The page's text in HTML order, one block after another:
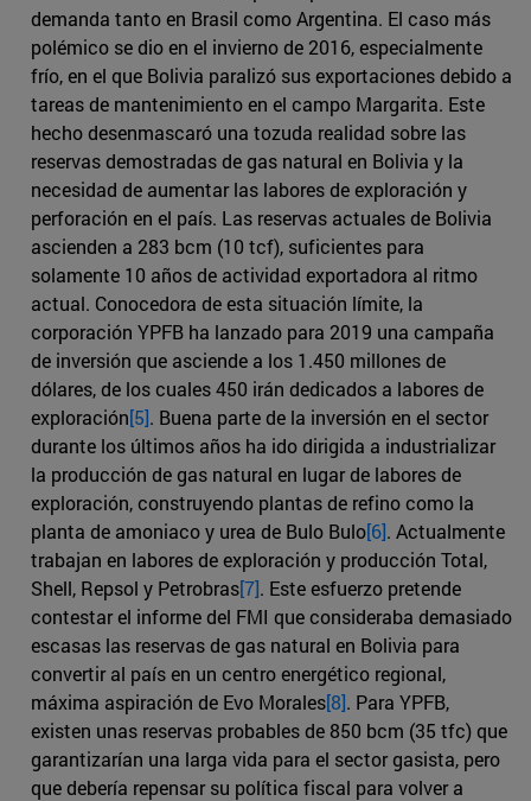
demanda tanto en Brasil como Argentina. El caso más
polémico se dio en el invierno de 2016, especialmente
frío, en el que Bolivia paralizó sus exportaciones debido a
tareas de mantenimiento en el campo Margarita. Este
hecho desenmascaró una tozuda realidad sobre las
reservas demostradas de gas natural en Bolivia y la
necesidad de aumentar las labores de exploración y
perforación en el país. Las reservas actuales de Bolivia
ascienden a 283 bcm (10 tcf), suficientes para
solamente 10 años de actividad exportadora al ritmo
actual. Conocedora de esta situación límite, la
corporación YPFB ha lanzado para 2019 una campaña
de inversión que asciende a los 1.450 millones de
dólares, de los cuales 450 irán dedicados a labores de
exploración[5]. Buena parte de la inversión en el sector
durante los últimos años ha ido dirigida a industrializar
la producción de gas natural en lugar de labores de
exploración, construyendo plantas de refino como la
planta de amoniaco y urea de Bulo Bulo[6]. Actualmente
trabajan en labores de exploración y producción Total,
Shell, Repsol y Petrobras[7]. Este esfuerzo pretende
contestar el informe del FMI que consideraba demasiado
escasas las reservas de gas natural en Bolivia para
convertir al país en un centro energético regional,
máxima aspiración de Evo Morales[8]. Para YPFB,
existen unas reservas probables de 850 bcm (35 tfc) que
garantizarían una larga vida para el sector gasista, pero
que debería repensar su política fiscal para volver a